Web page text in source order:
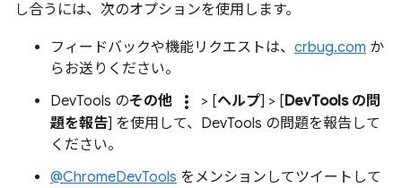
し合うには、次のオプションを使用します。
フィードバックや機能リクエストは、 crbug.com か
らお送りください。
DevTools のその他 more_vert > [ヘルプ] > [DevTools の問
題を報告] を使用して、DevTools の問題を報告して
ください。
@ChromeDevTools をメンションしてツイートして